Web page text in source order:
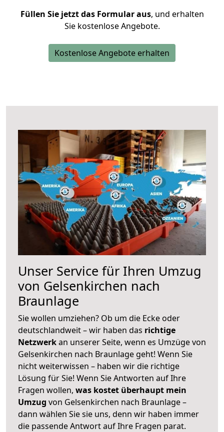
Füllen Sie jetzt das Formular aus, und erhalten
Sie kostenlose Angebote.
Kostenlose Angebote erhalten
Unser Service für Ihren Umzug
von Gelsenkirchen nach
Braunlage
Sie wollen umziehen? Ob um die Ecke oder
deutschlandweit – wir haben das richtige
Netzwerkan unserer Seite, wenn es Umzüge von
Gelsenkirchen nach Braunlage geht! Wenn Sie
nicht weiterwissen – haben wir die richtige
Lösung für Sie! Wenn Sie Antworten auf Ihre
Fragen wollen, was kostet überhaupt mein
Umzug von Gelsenkirchen nach Braunlage –
dann wählen Sie sie uns, denn wir haben immer
die passende Antwort auf Ihre Fragen parat.